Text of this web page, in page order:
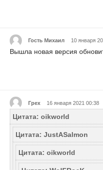
Гость Михаил 10 января
Вышла новая версия
Грех 16 января 2021 00:38
Цитата: oikworld
Цитата: JustASalmon
Цитата: oikworld